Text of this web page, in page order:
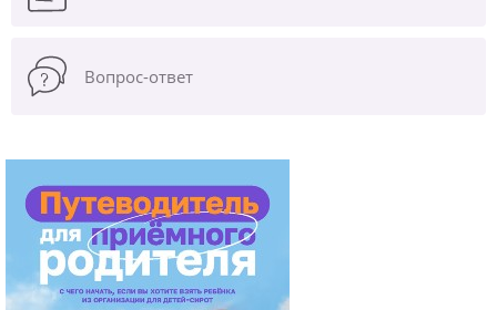
Вопрос-ответ